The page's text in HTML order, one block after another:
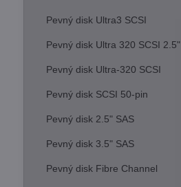
Pevný disk Ultra3 SCSI
Pevný disk Ultra 320 SCSI 2.5"
Pevný disk Ultra-320 SCSI
Pevný disk SCSI 50-pin
Pevný disk 2.5" SAS
Pevný disk 3.5" SAS
Pevný disk Fibre Channel